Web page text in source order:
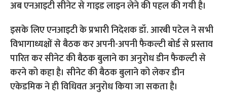
अब एनआइटी सीनेट से गाइड लाइन लेने की पहल की गयी है।
इसके लिए एनआइटी के प्रभारी निदेशक डॉ. आरबी पटेल ने सभी
विभागाध्यक्षों से बैठक कर अपनी-अपनी फैकल्टी बोर्ड से प्रस्ताव
पारित कर सीनेट की बैठक बुलाने का अनुरोध डीन फैकल्टी से
करने को कहा है। सीनेट की बैठक बुलाने को लेकर डीन
एकेडमिक ने ही विधिवत अनुरोध किया जा सकता है।